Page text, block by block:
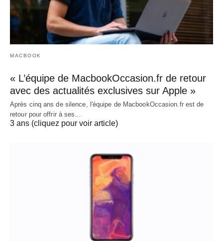
MACBOOK
« L’équipe de MacbookOccasion.fr de retour
avec des actualités exclusives sur Apple »
Après cinq ans de silence, l'équipe de MacbookOccasion.fr est de
retour pour offrir à ses…
3 ans (cliquez pour voir article)